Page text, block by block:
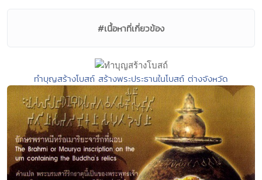
#เนื้อหาที่เกี่ยวข้อง
ทำบุญสร้างโบสถ์ สร้างพระประธานในโบสถ์ ต่างจังหวัด